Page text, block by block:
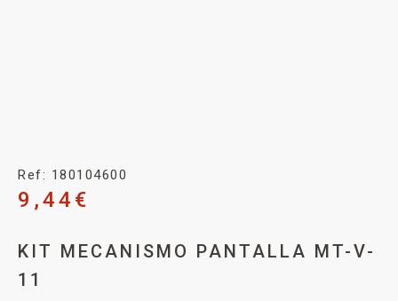
Ref: 180104600
9,44 €
KIT MECANISMO PANTALLA MT-V-
11